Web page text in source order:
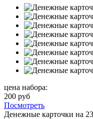
цена набора:
200 руб
Посмотреть
Денежные карточки на